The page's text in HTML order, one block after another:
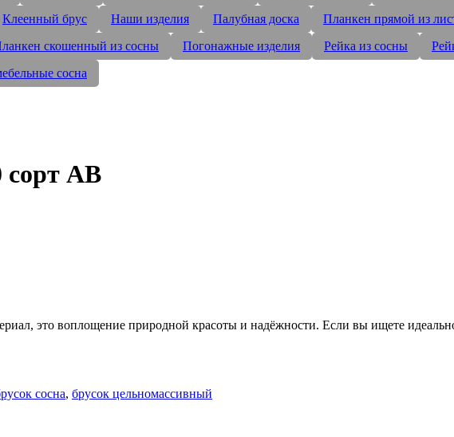
Клеенный брус Наши изделия Палубная доска Планкен прямой из
скошенный из сосны Погонажные изделия Рейка из сосны
сосна
сорт AB
это воплощение природной красоты и надёжности. Если вы ищете
сосна, брусок цельномассивный